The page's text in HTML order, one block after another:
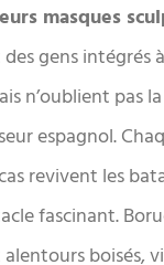
masques
gens intégrés
n’oublient pas
espagnol.
revivent les
fascinant.
boisés,